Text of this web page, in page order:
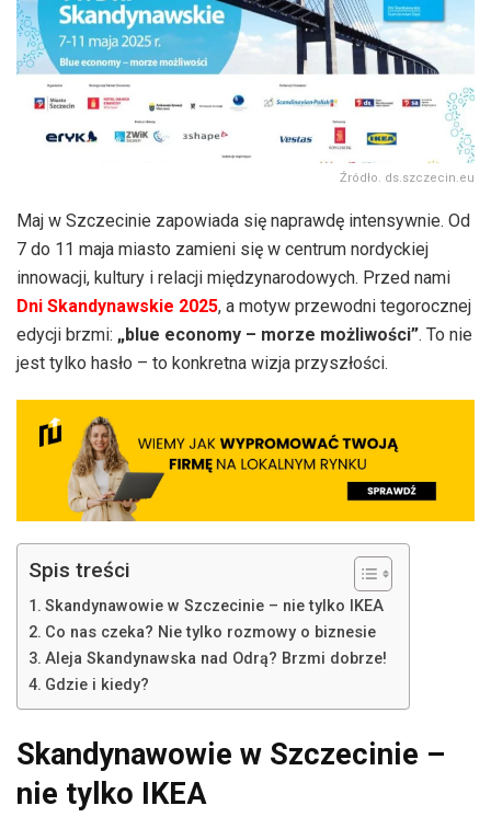
Źródło. ds.szczecin.eu
Maj w Szczecinie zapowiada się naprawdę intensywnie. Od
7 do 11 maja miasto zamieni się w centrum nordyckiej
innowacji, kultury i relacji międzynarodowych. Przed nami
Dni Skandynawskie 2025, a motyw przewodni tegorocznej
edycji brzmi: „blue economy – morze możliwości”. To nie
jest tylko hasło – to konkretna wizja przyszłości.
Spis treści
Skandynawowie w Szczecinie – nie tylko IKEA
Co nas czeka? Nie tylko rozmowy o biznesie
Aleja Skandynawska nad Odrą? Brzmi dobrze!
Gdzie i kiedy?
Skandynawowie w Szczecinie –
nie tylko IKEA